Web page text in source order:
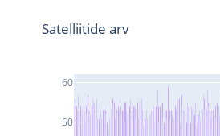
50
60
Satelliitide arv